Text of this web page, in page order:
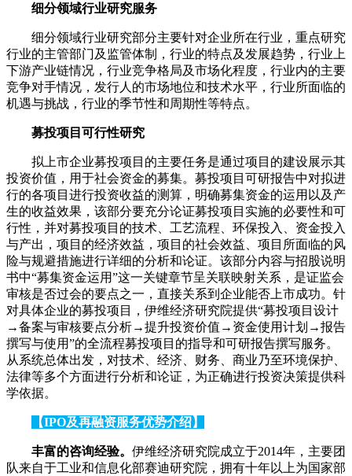
细分领域行业研究服务
细分领域行业研究部分主要针对企业所在行业，重点研究
行业的主管部门及监管体制，行业的特点及发展趋势，行业上
下游产业链情况，行业竞争格局及市场化程度，行业内的主要
竞争对手情况，发行人的市场地位和技术水平，行业所面临的
机遇与挑战，行业的季节性和周期性等特点。
募投项目可行性研究
拟上市企业募投项目的主要任务是通过项目的建设展示其
投资价值，用于社会资金的募集。募投项目可研报告中对拟进
行的各项目进行投资收益的测算，明确募集资金的运用以及产
生的收益效果，该部分要充分论证募投项目实施的必要性和可
行性，并对募投项目的技术、工艺流程、环保投入、资金投入
与产出，项目的经济效益，项目的社会效益、项目所面临的风
险与规避措施进行详细的分析和论证。该部分内容与招股说明
书中“募集资金运用”这一关键章节呈关联映射关系，是证监会
审核是否过会的要点之一，直接关系到企业能否上市成功。针
对具体企业的募投项目，伊维经济研究院提供“募投项目设计
→备案与审核要点分析→提升投资价值→资金使用计划→报告
撰写与使用”的全流程募投项目的指导和可研报告撰写服务。
从系统总体出发，对技术、经济、财务、商业乃至环境保护、
法律等多个方面进行分析和论证，为正确进行投资决策提供科
学依据。
【IPO及再融资服务优势介绍】
丰富的咨询经验。 伊维经济研究院成立于2014年，主要团
队来自于工业和信息化部赛迪研究院，拥有十年以上为国家部